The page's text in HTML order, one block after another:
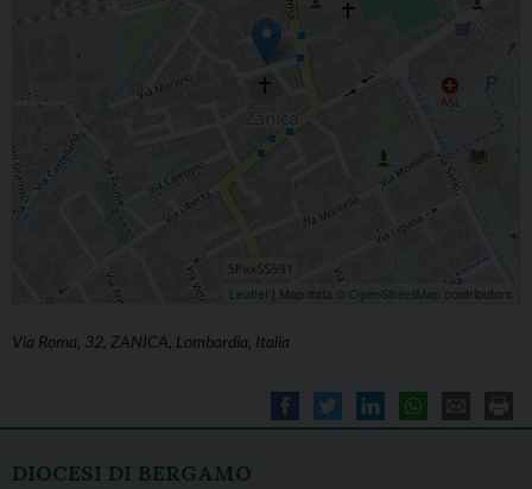
Leaflet | Map data © OpenStreetMap contributors
Via Roma, 32, ZANICA, Lombardia, Italia
DIOCESI DI BERGAMO